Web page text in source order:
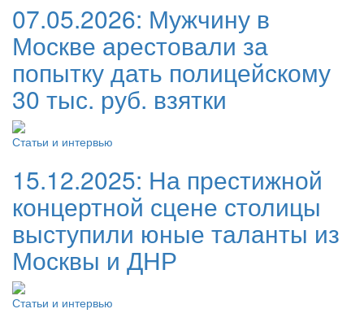
07.05.2026: Мужчину в
Москве арестовали за
попытку дать полицейскому
30 тыс. руб. взятки
Статьи и интервью
15.12.2025: На престижной
концертной сцене столицы
выступили юные таланты из
Москвы и ДНР
Статьи и интервью